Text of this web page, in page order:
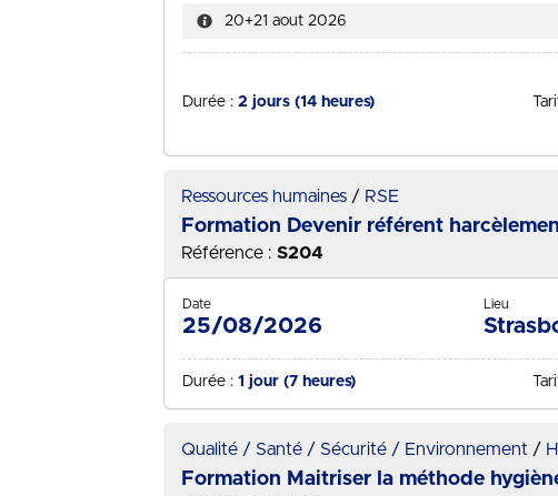
20+21 aout 2026
Durée : 2 jours (14 heures)
Ressources humaines RSE
Formation Devenir référent
Référence : S204
Date
25/08/2026
Lieu
Durée : 1 jour (7 heures)
Qualité / Santé / Sécurité / Environnement
Formation Maitriser la méthode